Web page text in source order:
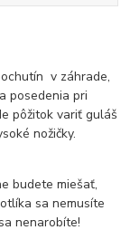
v záhrade,
posedenia pri
pôžitok variť guláš
nožičky.
budete miešať,
sa nemusíte
nenarobíte!